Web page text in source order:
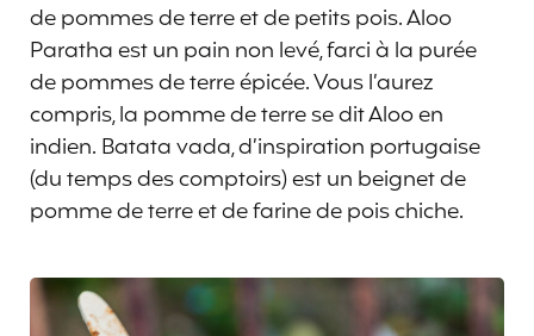
de pommes de terre et de petits pois. Aloo
Paratha est un pain non levé, farci à la purée
de pommes de terre épicée. Vous l’aurez
compris, la pomme de terre se dit Aloo en
indien. Batata vada, d’inspiration portugaise
(du temps des comptoirs) est un beignet de
pomme de terre et de farine de pois chiche.